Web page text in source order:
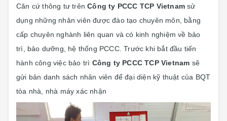
Căn cứ thông tư trênCông ty PCCC TCP Vietnam sử
dụng những nhân viên được đào tạo chuyên môn, bằng
cấp chuyên nghành liên quan và có kinh nghiệm về bảo
trì, bảo dưỡng, hệ thống PCCC. Trước khi bắt đầu tiến
hành công việc bảo trì Công ty PCCC TCP Vietnam sẽ
gửi bản danh sách nhân viên để đại diện kỹ thuật của BQT
tòa nhà, nhà máy xác nhận